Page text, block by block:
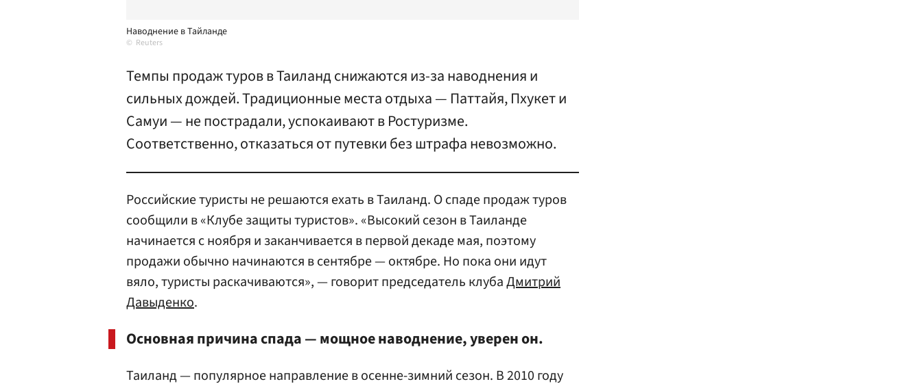
Наводнение в Тайланде
Reuters
Темпы продаж туров в Таиланд снижаются из-за наводнения и
сильных дождей. Традиционные места отдыха — Паттайя, Пхукет и
Самуи — не пострадали, успокаивают в Ростуризме.
Соответственно, отказаться от путевки без штрафа невозможно.
Российские туристы не решаются ехать в Таиланд. О спаде продаж туров
сообщили в «Клубе защиты туристов». «Высокий сезон в Таиланде
начинается с ноября и заканчивается в первой декаде мая, поэтому
продажи обычно начинаются в сентябре — октябре. Но пока они идут
вяло, туристы раскачиваются», — говорит председатель клубаДмитрий
Давыденко.
Основная причина спада — мощное наводнение, уверен он.
Таиланд — популярное направление в осенне-зимний сезон. В 2010 году